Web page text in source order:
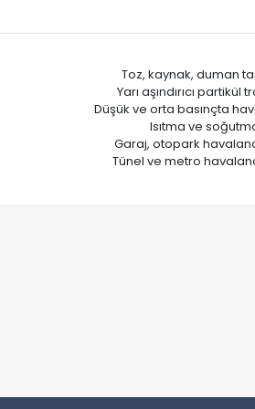
Toz, kaynak, duman
Yarı aşındırıcı partikül
Düşük ve orta basınçta
Isıtma ve
Garaj, otopark
Tünel ve metro